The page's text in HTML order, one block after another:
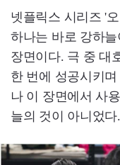
넷플릭스 시리즈 '
하나는 바로 강하늘
장면이다. 극 중 대
한 번에 성공시키
나 이 장면에서 사
늘의 것이 아니었다.